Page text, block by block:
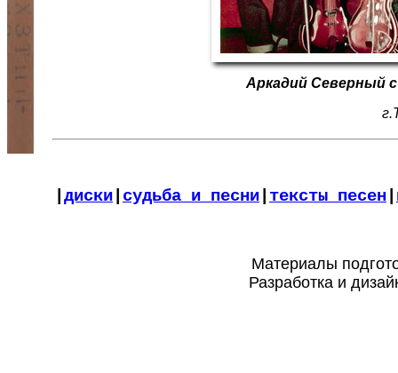
Аркадий Северный
диски судьба и песни тексты песен
Материалы
Разработка и